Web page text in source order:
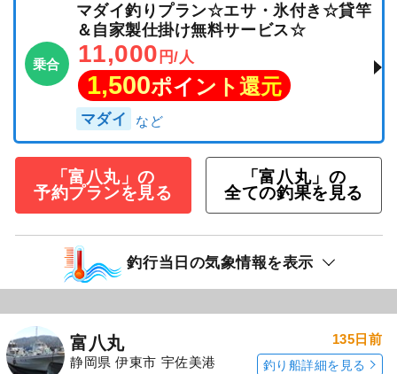
乗合
マダイ釣りプラン☆エサ・氷付き☆貸竿
＆自家製仕掛け無料サービス☆
11,000 円/人
1,500ポイント還元
マダイ
「富八丸」の
予約プランを見る
「富八丸」の
全ての釣果を見る
釣行当日の気象情報を表示
富八丸
静岡県 伊東市 宇佐美港
135日前
釣り船詳細を見る